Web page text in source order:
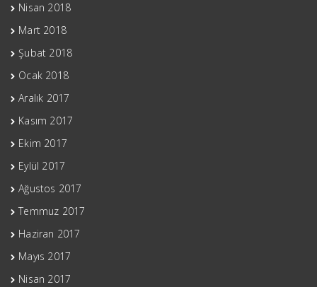
Nisan 2018
Mart 2018
Şubat 2018
Ocak 2018
Aralık 2017
Kasım 2017
Ekim 2017
Eylül 2017
Ağustos 2017
Temmuz 2017
Haziran 2017
Mayıs 2017
Nisan 2017